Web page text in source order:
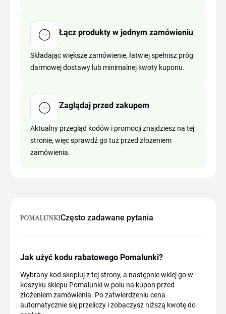
Łącz produkty w jednym zamówieniu
Składając większe zamówienie, łatwiej spełnisz próg
darmowej dostawy lub minimalnej kwoty kuponu.
Zaglądaj przed zakupem
Aktualny przegląd kodów i promocji znajdziesz na tej
stronie, więc sprawdź go tuż przed złożeniem
zamówienia.
Często zadawane pytania
Jak użyć kodu rabatowego Pomalunki?
Wybrany kod skopiuj z tej strony, a następnie wklej go w
koszyku sklepu Pomalunki w polu na kupon przed
złożeniem zamówienia. Po zatwierdzeniu cena
automatycznie się przeliczy i zobaczysz niższą kwotę do